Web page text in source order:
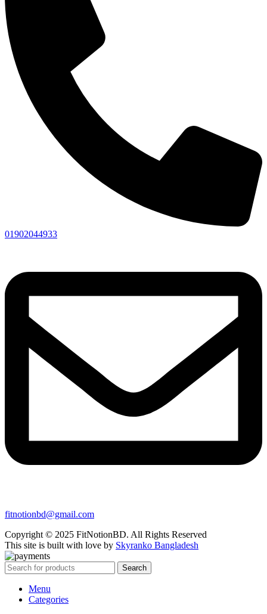
01902044933
fitnotionbd@gmail.com
Copyright © 2025 FitNotionBD. All Rights Reserved
This site is built with love by Skyranko Bangladesh
Search
Menu
Categories